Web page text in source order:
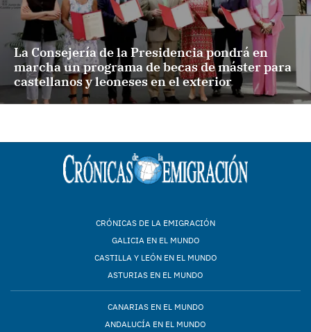
La Consejería de la Presidencia pondrá en
marcha un programa de becas de máster para
castellanos y leoneses en el exterior
CRÓNICAS DE LA EMIGRACIÓN
GALICIA EN EL MUNDO
CASTILLA Y LEÓN EN EL MUNDO
ASTURIAS EN EL MUNDO
CANARIAS EN EL MUNDO
ANDALUCÍA EN EL MUNDO